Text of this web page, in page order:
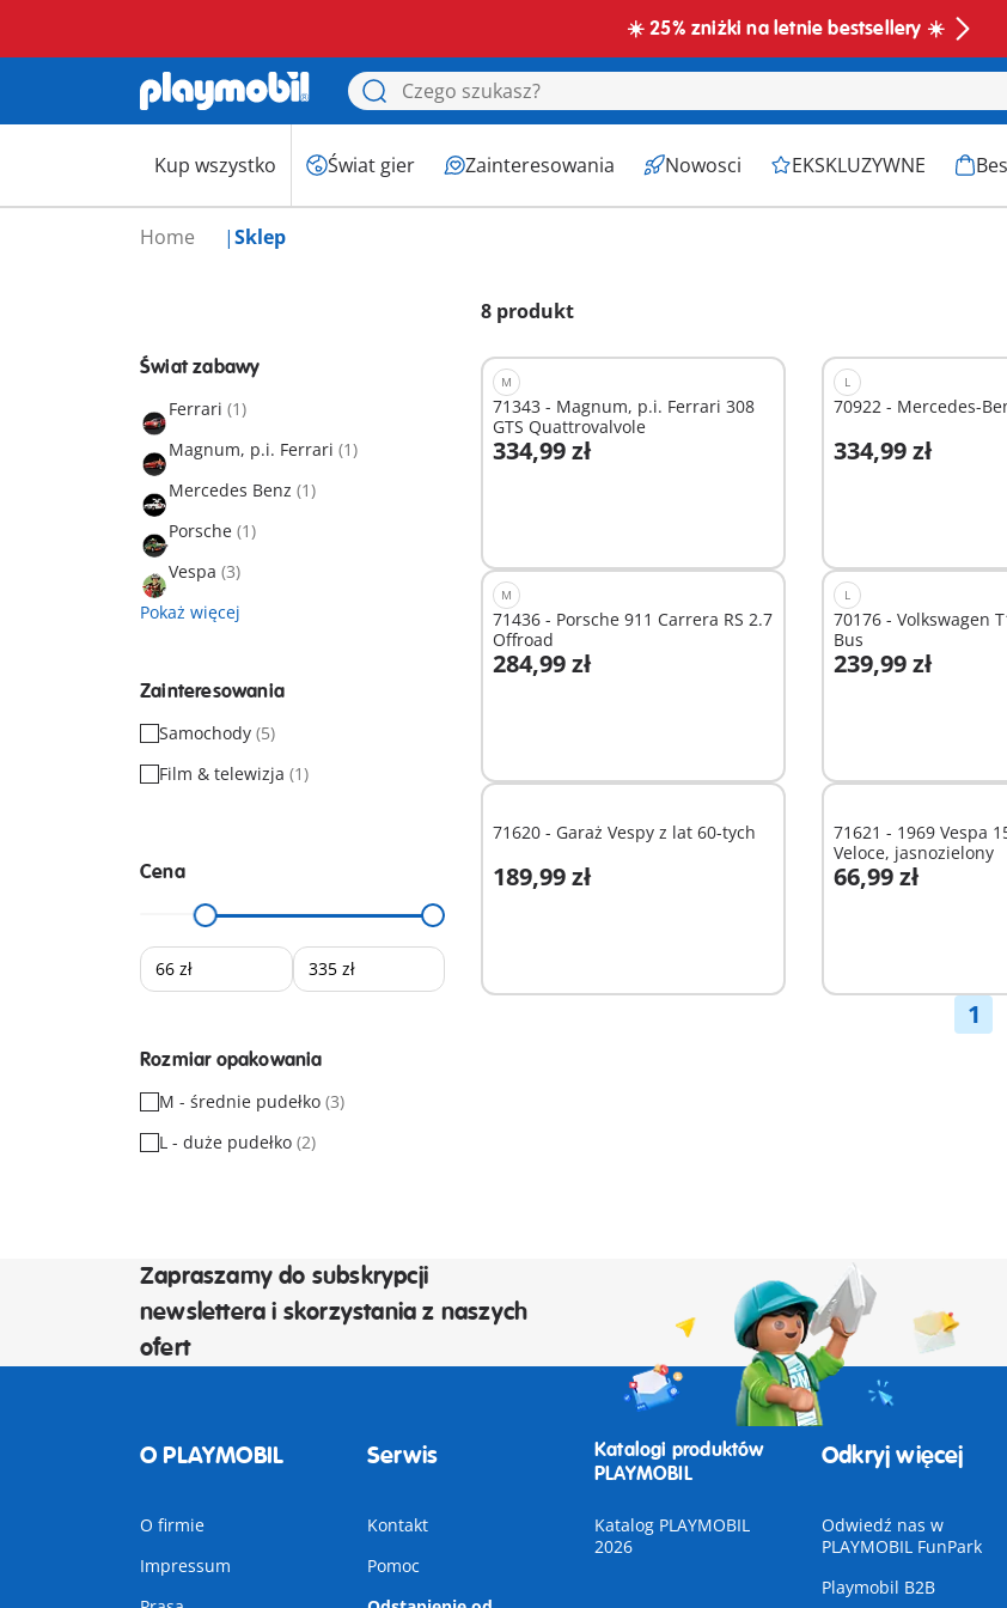
☀️ 25% zniżki na letnie bestsellery ☀️
Kup wszystko Świat gier Zainteresowania Nowosci EKSKLUZYWNE
Home Sklep
8 produkt
Świat zabawy
Ferrari (1)
Magnum, p.i. Ferrari (1)
Mercedes Benz (1)
Porsche (1)
Vespa (3)
Pokaż więcej
Zainteresowania
Samochody (5)
Film & telewizja (1)
Cena
Rozmiar opakowania
M - średnie pudełko (3)
L - duże pudełko (2)
M
71343 - Magnum, p.i. Ferrari 308
GTS Quattrovalvole
334,99 zł
Dodaj do koszyka
L
70922 - Mercedes-
334,99 zł
Dodaj do koszyka
M
71436 - Porsche 911 Carrera RS 2.7
Offroad
284,99 zł
Dodaj do koszyka
L
70176 - Volkswagen
Bus
239,99 zł
71620 - Garaż Vespy z lat 60-tych
189,99 zł
Dodaj do koszyka
71621 - 1969 Vespa
Veloce, jasnozielony
66,99 zł
Dodaj do koszyka
1
Zapraszamy do subskrypcji
newslettera i skorzystania z naszych
ofert
O PLAYMOBIL
O firmie
Impressum
Serwis
Kontakt
Pomoc
Katalogi produktów
PLAYMOBIL
Katalog PLAYMOBIL
2026
Odkryj więcej
Odwiedź nas w
PLAYMOBIL FunPark
Playmobil B2B